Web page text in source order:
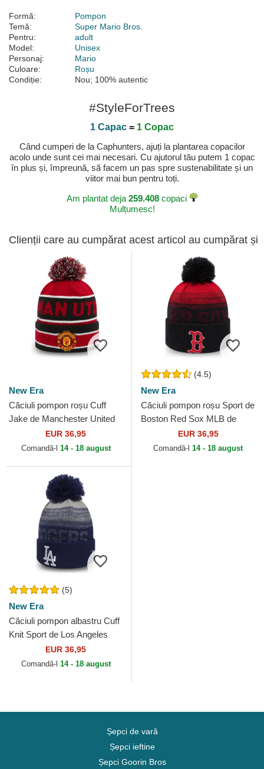
Formă:
Pompon
Temă:
Super Mario Bros.
Pentru:
adult
Model:
Unisex
Personaj:
Mario
Culoare:
Roșu
Condiție:
Nou; 100% autentic
#StyleForTrees
1 Capac = 1 Copac
Când cumperi de la Caphunters, ajuți la plantarea copacilor
acolo unde sunt cei mai necesari. Cu ajutorul tău putem 1 copac
în plus și, împreună, să facem un pas spre sustenabilitate și un
viitor mai bun pentru toți.
Am plantat deja 259.408copaci
Mulțumesc!
Clienții care au cumpărat acest articol au cumpărat și
New Era
Căciuli pompon roșu Cuff
Jake de Manchester United
Football Club Premier League
de New Era
EUR 36,95
Comandă-l 14 - 18 august
(4.5)
New Era
Căciuli pompon roșu Sport de
Boston Red Sox MLB de
EUR 36,95
Comandă-l 14 - 18 august
(5)
New Era
Căciuli pompon albastru Cuff
Knit Sport de Los Angeles
Dodgers MLB de New Era
EUR 36,95
Comandă-l 14 - 18 august
Șepci de vară
Șepci ieftine
Șepci Goorin Bros